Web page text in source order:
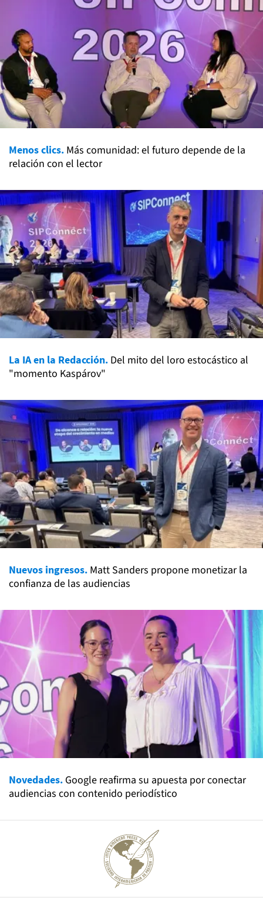
Menos clics. Más comunidad: el futuro depende de la
relación con el lector
La IA en la Redacción. Del mito del loro estocástico al
"momento Kaspárov"
Nuevos ingresos. Matt Sanders propone monetizar la
confianza de las audiencias
Novedades. Google reafirma su apuesta por conectar
audiencias con contenido periodístico